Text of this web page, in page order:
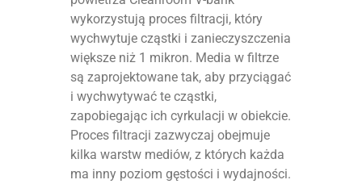
wykorzystują proces filtracji, który
wychwytuje cząstki i zanieczyszczenia
większe niż 1 mikron. Media w filtrze
są zaprojektowane tak, aby przyciągać
i wychwytywać te cząstki,
zapobiegając ich cyrkulacji w obiekcie.
Proces filtracji zazwyczaj obejmuje
kilka warstw mediów, z których każda
ma inny poziom gęstości i wydajności.